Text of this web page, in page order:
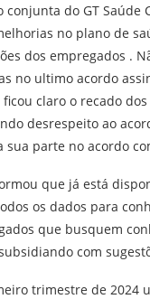
conjunta do GT
no plano de
dos empregados .
no ultimo acordo
claro o recado
desrespeito ao
sua parte no acordo
que já está
os dados para
que busquem
com
trimestre de 2024